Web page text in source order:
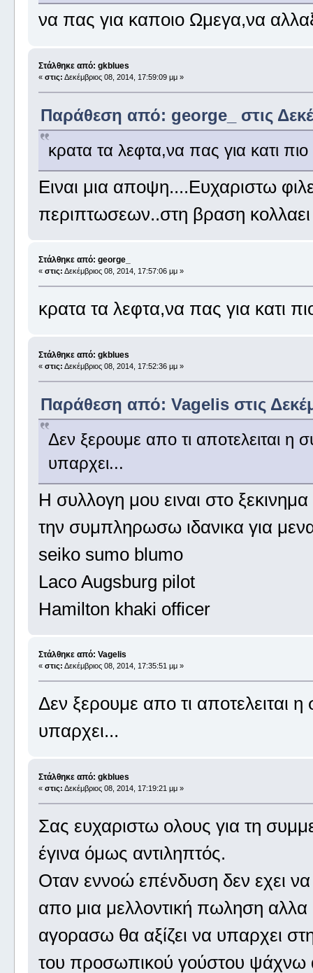
να πας για καποιο Ωμεγα,να
Στάλθηκε από: gkblues
« στις: Δεκέμβριος 08, 2014, 17:59:09 μμ »
Παράθεση από: george_ στις
κρατα τα λεφτα,να πας για κατι
Ειναι μια αποψη....Ευχαριστω
περιπτωσεων..στη βραση
Στάλθηκε από: george_
« στις: Δεκέμβριος 08, 2014, 17:57:06 μμ »
κρατα τα λεφτα,να πας για κατι
Στάλθηκε από: gkblues
« στις: Δεκέμβριος 08, 2014, 17:52:36 μμ »
Παράθεση από: Vagelis στις
Δεν ξερουμε απο τι αποτελειται η
υπαρχει...
H συλλογη μου ειναι στο
την συμπληρωσω ιδανικα για μενα
seiko sumo blumo
Laco Augsburg pilot
Hamilton khaki officer
Στάλθηκε από: Vagelis
« στις: Δεκέμβριος 08, 2014, 17:35:51 μμ »
Δεν ξερουμε απο τι αποτελειται
υπαρχει...
Στάλθηκε από: gkblues
« στις: Δεκέμβριος 08, 2014, 17:19:21 μμ »
Σας ευχαριστω ολους για τη
έγινα όμως αντιληπτός.
Οταν εννοώ επένδυση δεν εχει
απο μια μελλοντική πωληση
αγορασω θα αξίζει να υπαρχει
του προσωπικού γούστου ψάχνω